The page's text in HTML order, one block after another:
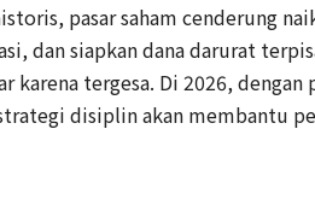
pasar saham cenderung
dan siapkan dana darurat
karena tergesa. Di 2026,
disiplin akan membantu